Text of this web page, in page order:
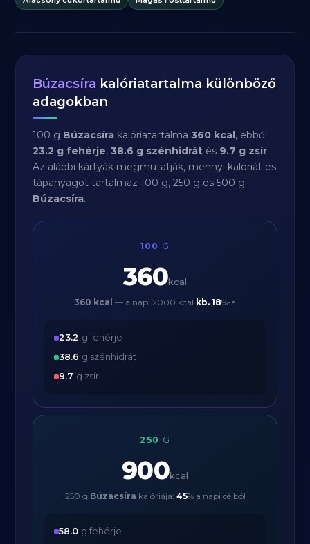
Búzacsíra kalóriatartalma különböző
adagokban
100 g Búzacsíra kalóriatartalma360 kcal, ebből
23.2 g fehérje,38.6 g szénhidrát és 9.7 g zsír.
Az alábbi kártyák megmutatják, mennyi kalóriát és
tápanyagot tartalmaz 100 g, 250 g és 500 g
Búzacsíra.
100 G
360kcal
360 kcal — a napi 2000 kcal kb. 18%-a
23.2 g fehérje
38.6 g szénhidrát
9.7 g zsír
250 G
900kcal
250 g Búzacsíra kalóriája: 45% a napi célból
58.0 g fehérje